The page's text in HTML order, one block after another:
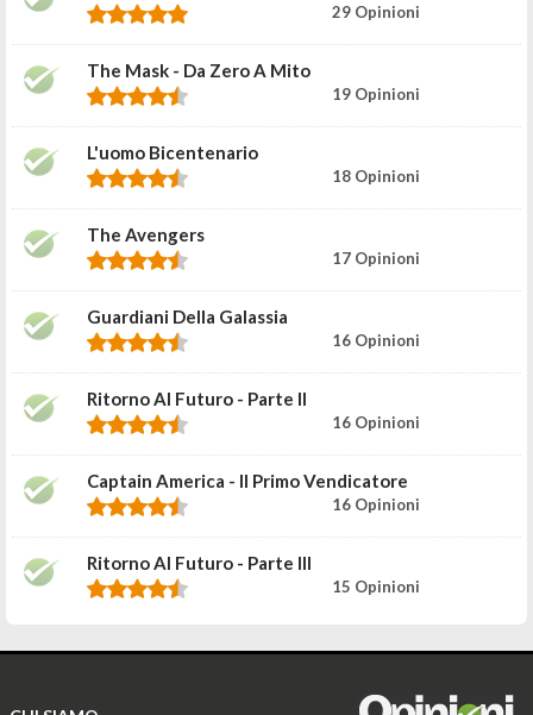
29 Opinioni
The Mask - Da Zero A Mito
19 Opinioni
L'uomo Bicentenario
18 Opinioni
The Avengers
17 Opinioni
Guardiani Della Galassia
16 Opinioni
Ritorno Al Futuro - Parte II
16 Opinioni
Captain America - Il Primo Vendicatore
16 Opinioni
Ritorno Al Futuro - Parte III
15 Opinioni